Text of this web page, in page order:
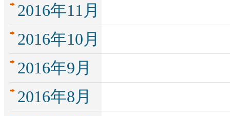
2016年11月
2016年10月
2016年9月
2016年8月